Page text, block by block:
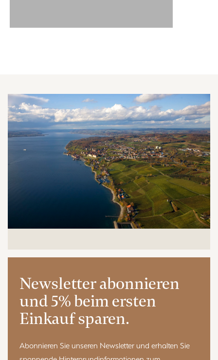
Newsletter abonnieren
und 5% beim ersten
Einkauf sparen.
Abonnieren Sie unseren Newsletter und erhalten Sie